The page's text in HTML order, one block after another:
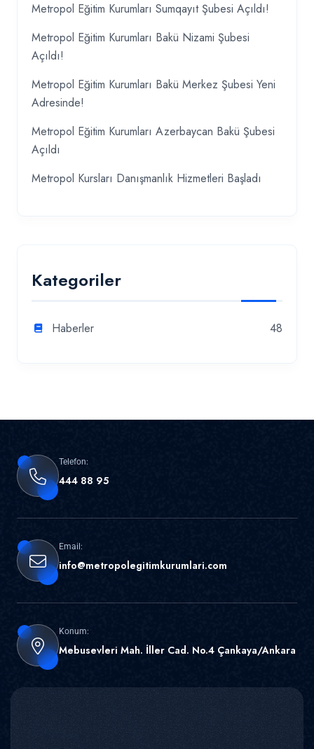
Metropol Eğitim Kurumları Sumqayıt Şubesi Açıldı!
Metropol Eğitim Kurumları Bakü Nizami Şubesi
Açıldı!
Metropol Eğitim Kurumları Bakü Merkez Şubesi Yeni
Adresinde!
Metropol Eğitim Kurumları Azerbaycan Bakü Şubesi
Açıldı
Metropol Kursları Danışmanlık Hizmetleri Başladı
Kategoriler
Haberler 48
Telefon:
444 88 95
Email:
info@metropolegitimkurumlari.com
Konum:
Mebusevleri Mah. İller Cad. No.4 Çankaya/Ankara